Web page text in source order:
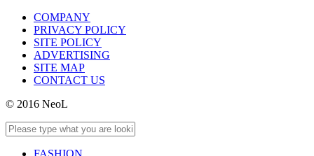
COMPANY
PRIVACY POLICY
SITE POLICY
ADVERTISING
SITE MAP
CONTACT US
© 2016 NeoL
FASHION